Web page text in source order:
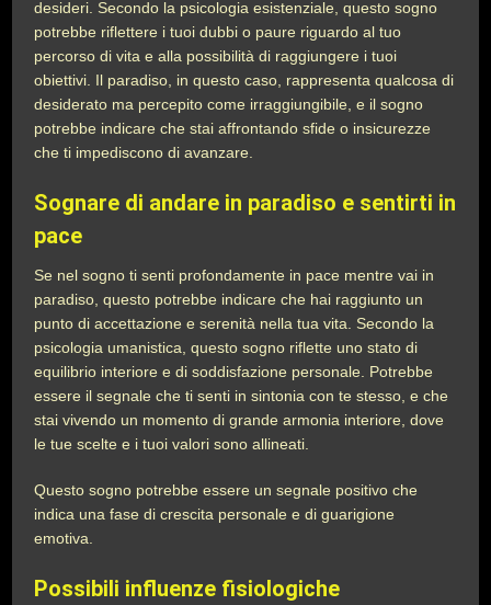
desideri. Secondo la psicologia esistenziale, questo sogno
potrebbe riflettere i tuoi dubbi o paure riguardo al tuo
percorso di vita e alla possibilità di raggiungere i tuoi
obiettivi. Il paradiso, in questo caso, rappresenta qualcosa di
desiderato ma percepito come irraggiungibile, e il sogno
potrebbe indicare che stai affrontando sfide o insicurezze
che ti impediscono di avanzare.
Sognare di andare in paradiso e sentirti in
pace
Se nel sogno ti senti profondamente in pace mentre vai in
paradiso, questo potrebbe indicare che hai raggiunto un
punto di accettazione e serenità nella tua vita. Secondo la
psicologia umanistica, questo sogno riflette uno stato di
equilibrio interiore e di soddisfazione personale. Potrebbe
essere il segnale che ti senti in sintonia con te stesso, e che
stai vivendo un momento di grande armonia interiore, dove
le tue scelte e i tuoi valori sono allineati.
Questo sogno potrebbe essere un segnale positivo che
indica una fase di crescita personale e di guarigione
emotiva.
Possibili influenze fisiologiche